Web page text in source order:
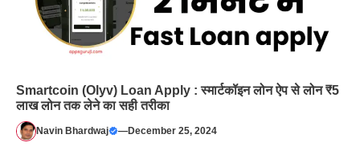
Smartcoin (Olyv) Loan Apply : स्मार्टकॉइन लोन ऐप से लोन ₹5
लाख लोन तक लेने का सही तरीका
Navin Bhardwaj —December 25, 2024